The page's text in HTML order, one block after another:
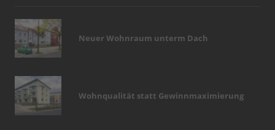
Neuer Wohnraum unterm Dach
Wohnqualität statt Gewinnmaximierung